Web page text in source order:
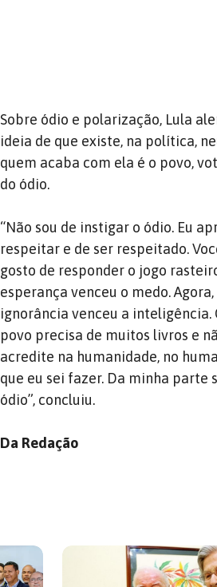
Sobre ódio e polarização, Lula
ideia de que existe, na política,
quem acaba com ela é o povo,
do ódio.
“Não sou de instigar o ódio. Eu
respeitar e de ser respeitado.
gosto de responder o jogo
esperança venceu o medo.
ignorância venceu a inteligência.
povo precisa de muitos livros e
acredite na humanidade, no
que eu sei fazer. Da minha parte
ódio”, concluiu.
Da Redação